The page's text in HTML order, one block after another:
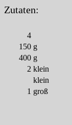
Zutaten:
4
150 g
400 g
2 klein
klein
1 groß